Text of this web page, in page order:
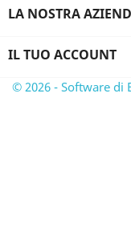
LA NOSTRA
IL TUO ACCOUNT
© 2026 - Software di